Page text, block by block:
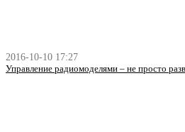
2016-10-10 17:27
Управление радиомоделями – не просто